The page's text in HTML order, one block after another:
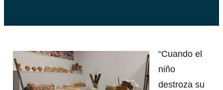
“Cuando el
niño
destroza su